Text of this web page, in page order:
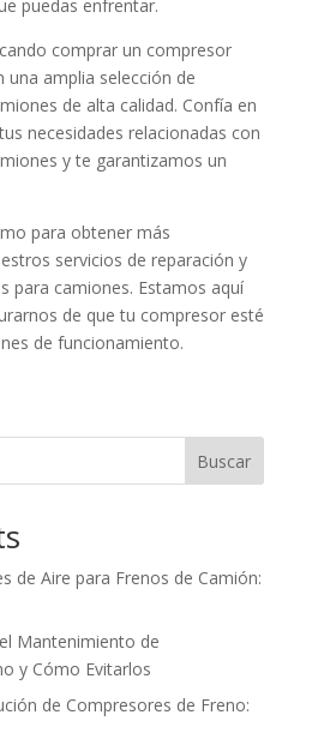
puedas enfrentar.
comprar un compresor
amplia selección de
de alta calidad. Confía en
necesidades relacionadas con
y te garantizamos un
para obtener más
servicios de reparación y
para camiones. Estamos aquí
de que tu compresor esté
de funcionamiento.
Buscar
de Aire para Frenos de Camión:
Mantenimiento de
y Cómo Evitarlos
de Compresores de Freno: